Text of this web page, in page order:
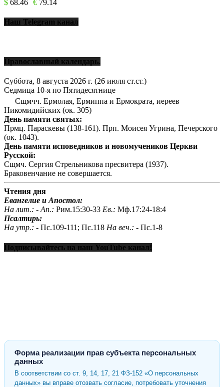
$ 68.46 € 79.14
Наш Telegram канал
Православный календарь.
Суббота, 8 августа 2026 г. (26 июля ст.ст.)
Седмица 10-я по Пятидесятнице
Сщмчч. Ермолая, Ермиппа и Ермократа, иереев
Никомидийских (ок. 305)
День памяти святых:
Прмц. Параскевы (138-161). Прп. Моисея Угрина, Печерского
(ок. 1043).
День памяти исповедников и новомучеников Церкви
Русской:
Сщмч. Сергия Стрельникова пресвитера (1937).
Браковенчание не совершается.
Чтения дня
Евангелие и Апостол:
На лит.: - Ап.: Рим.15:30-33 Ев.: Мф.17:24-18:4
Псалтирь:
На утр.: - Пс.109-111; Пс.118 На веч.: - Пс.1-8
Подписывайтесь на наш YouTube канал!
Форма реализации прав субъекта персональных
данных
В соответствии со ст. 9, 14, 17, 21 ФЗ-152 «О персональных
данных» вы вправе отозвать согласие, потребовать уточнения